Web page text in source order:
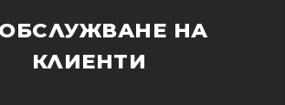
ОБСЛУЖВАНЕ НА
КЛИЕНТИ